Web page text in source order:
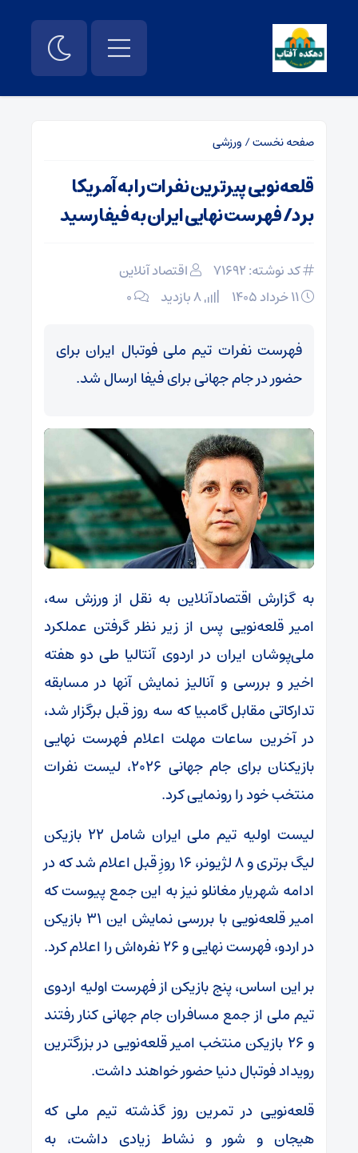
صفحه نخست/ ورزشی
قلعه‌نویی پیرترین نفرات را به آمریکا
برد/ فهرست نهایی ایران به فیفا رسید
کد نوشته: 71692
اقتصاد آنلاین
۰
فهرست نفرات تیم ملی فوتبال ایران برای
حضور در جام جهانی برای فیفا ارسال شد.
به گزارش اقتصادآنلاین به نقل از ورزش سه،
امیر قلعه‌نویی پس از زیر نظر گرفتن عملکرد
ملی‌پوشان ایران در اردوی آنتالیا طی دو هفته
اخیر و بررسی و آنالیز نمایش آنها در مسابقه
تدارکاتی مقابل گامبیا که سه روز قبل برگزار شد،
در آخرین ساعات مهلت اعلام فهرست نهایی
بازیکنان برای جام جهانی ۲۰۲۶، لیست نفرات
منتخب خود را رونمایی کرد.
لیست اولیه تیم ملی ایران شامل ۲۲ بازیکن
لیگ برتری و ۸ لژیونر، ۱۶ روزِ قبل اعلام شد که در
ادامه شهریار مغانلو نیز به این جمع پیوست که
امیر قلعه‌نویی با بررسی نمایش این ۳۱ بازیکن
در اردو، فهرست نهایی و ۲۶ نفره‌اش را اعلام کرد.
بر این اساس، پنج بازیکن از فهرست اولیه اردوی
تیم ملی از جمع مسافران جام جهانی کنار رفتند
و ۲۶ بازیکن منتخب امیر قلعه‌نویی در بزرگترین
رویداد فوتبال دنیا حضور خواهند داشت.
قلعه‌نویی در تمرین روز گذشته تیم ملی که
هیجان و شور و نشاط زیادی داشت، به